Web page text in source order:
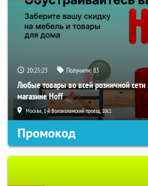
20:25:22 Получили:83
Любые товары во всей розничной сети
магазине Hoff
Москва, 1-й Волоколамский проезд, 10с1
Промокод